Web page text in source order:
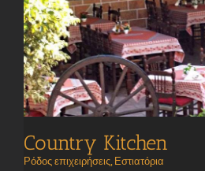
Country Kitchen
Ρόδος επιχειρήσεις, Εστιατόρια